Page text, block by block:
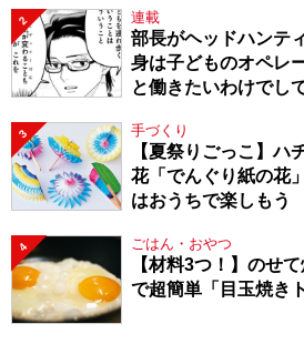
2 連載
部長がヘッドハンテ
身は子どものオペレ
と働きたいわけでし
3 手づくり
【夏祭りごっこ】ハ
花「でんぐり紙の花
はおうちで楽しもう
4 ごはん・おやつ
【材料3つ！】のせ
で超簡単「目玉焼き